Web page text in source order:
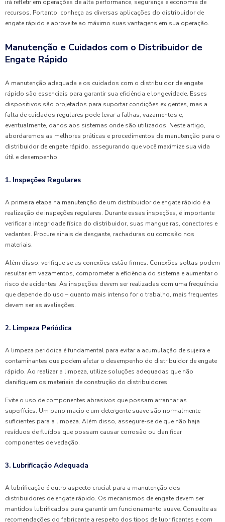
irá refletir em operações de alta performance, segurança e economia de
recursos. Portanto, conheça as diversas aplicações do distribuidor de
engate rápido e aproveite ao máximo suas vantagens em sua operação.
Manutenção e Cuidados com o Distribuidor de
Engate Rápido
A manutenção adequada e os cuidados com o distribuidor de engate
rápido são essenciais para garantir sua eficiência e longevidade. Esses
dispositivos são projetados para suportar condições exigentes, mas a
falta de cuidados regulares pode levar a falhas, vazamentos e,
eventualmente, danos aos sistemas onde são utilizados. Neste artigo,
abordaremos as melhores práticas e procedimentos de manutenção para o
distribuidor de engate rápido, assegurando que você maximize sua vida
útil e desempenho.
1. Inspeções Regulares
A primeira etapa na manutenção de um distribuidor de engate rápido é a
realização de inspeções regulares. Durante essas inspeções, é importante
verificar a integridade física do distribuidor, suas mangueiras, conectores e
vedantes. Procure sinais de desgaste, rachaduras ou corrosão nos
materiais.
Além disso, verifique se as conexões estão firmes. Conexões soltas podem
resultar em vazamentos, comprometer a eficiência do sistema e aumentar o
risco de acidentes. As inspeções devem ser realizadas com uma frequência
que depende do uso – quanto mais intenso for o trabalho, mais frequentes
devem ser as avaliações.
2. Limpeza Periódica
A limpeza periódica é fundamental para evitar a acumulação de sujeira e
contaminantes que podem afetar o desempenho do distribuidor de engate
rápido. Ao realizar a limpeza, utilize soluções adequadas que não
danifiquem os materiais de construção do distribuidores.
Evite o uso de componentes abrasivos que possam arranhar as
superfícies. Um pano macio e um detergente suave são normalmente
suficientes para a limpeza. Além disso, assegure-se de que não haja
resíduos de fluídos que possam causar corrosão ou danificar
componentes de vedação.
3. Lubrificação Adequada
A lubrificação é outro aspecto crucial para a manutenção dos
distribuidores de engate rápido. Os mecanismos de engate devem ser
mantidos lubrificados para garantir um funcionamento suave. Consulte as
recomendações do fabricante a respeito dos tipos de lubrificantes e com